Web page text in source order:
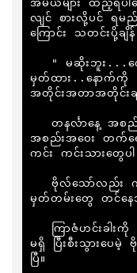
အမယ်များ ထည့်ရပ
လျင် စားလို့ပင် ရမည်
ကြောင်း သတင်းပို့ခ
မှတ်ထား..နောက်ကို
အတိုင်းအတာအတိုင်း
အစည်းအဝေး တက်ရေ
ကင်း ကင်းသားတွေပ
မှတ်တမ်းတွေ တင်နေ
မရှိ ပြီးစီးသွားပေ
ပြီ။